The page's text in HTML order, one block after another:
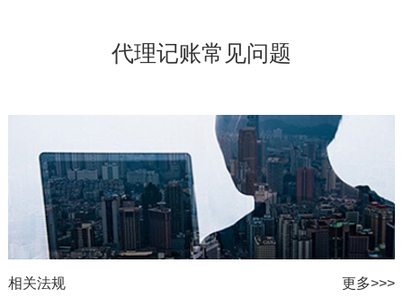
代理记账常见问题
相关法规 更多>>>